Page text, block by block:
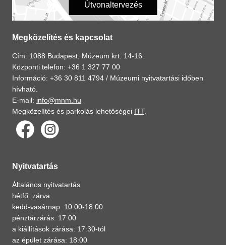
Útvonaltervezés
Megközelítés és kapcsolat
Cím: 1088 Budapest, Múzeum krt. 14-16.
Központi telefon: +36 1 327 77 00
Információ: +36 30 811 4794 / Múzeumi nyitvatartási időben
hívható.
E-mail: info@mnm.hu
Megközelítés és parkolás lehetőségei ITT.
Nyitvatartás
Általános nyitvatartás
hétfő: zárva
kedd-vasárnap: 10:00-18:00
pénztárzárás: 17:00
a kiállítások zárása: 17:30-tól
az épület zárása: 18:00